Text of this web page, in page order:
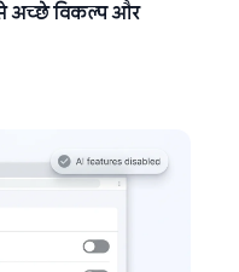
अच्छे विकल्प और